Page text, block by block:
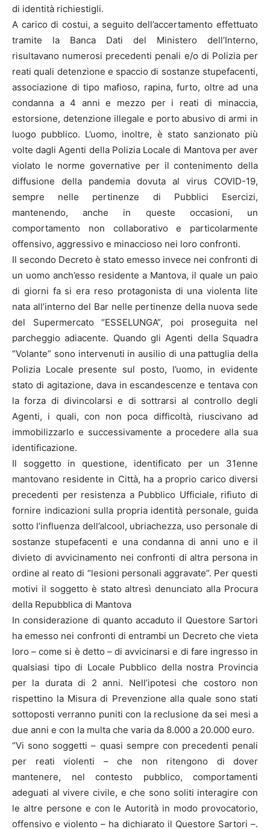
di identità richiestigli.
A carico di costui, a seguito dell’accertamento effettuato
tramite la Banca Dati del Ministero dell’Interno,
risultavano numerosi precedenti penali e/o di Polizia per
reati quali detenzione e spaccio di sostanze stupefacenti,
associazione di tipo mafioso, rapina, furto, oltre ad una
condanna a 4 anni e mezzo per i reati di minaccia,
estorsione, detenzione illegale e porto abusivo di armi in
luogo pubblico. L’uomo, inoltre, è stato sanzionato più
volte dagli Agenti della Polizia Locale di Mantova per aver
violato le norme governative per il contenimento della
diffusione della pandemia dovuta al virus COVID-19,
sempre nelle pertinenze di Pubblici Esercizi,
mantenendo, anche in queste occasioni, un
comportamento non collaborativo e particolarmente
offensivo, aggressivo e minaccioso nei loro confronti.
Il secondo Decreto è stato emesso invece nei confronti di
un uomo anch’esso residente a Mantova, il quale un paio
di giorni fa si era reso protagonista di una violenta lite
nata all’interno del Bar nelle pertinenze della nuova sede
del Supermercato “ESSELUNGA”, poi proseguita nel
parcheggio adiacente. Quando gli Agenti della Squadra
“Volante” sono intervenuti in ausilio di una pattuglia della
Polizia Locale presente sul posto, l’uomo, in evidente
stato di agitazione, dava in escandescenze e tentava con
la forza di divincolarsi e di sottrarsi al controllo degli
Agenti, i quali, con non poca difficoltà, riuscivano ad
immobilizzarlo e successivamente a procedere alla sua
identificazione.
Il soggetto in questione, identificato per un 31enne
mantovano residente in Città, ha a proprio carico diversi
precedenti per resistenza a Pubblico Ufficiale, rifiuto di
fornire indicazioni sulla propria identità personale, guida
sotto l’influenza dell’alcool, ubriachezza, uso personale di
sostanze stupefacenti e una condanna di anni uno e il
divieto di avvicinamento nei confronti di altra persona in
ordine al reato di “lesioni personali aggravate”. Per questi
motivi il soggetto è stato altresì denunciato alla Procura
della Repubblica di Mantova
In considerazione di quanto accaduto il Questore Sartori
ha emesso nei confronti di entrambi un Decreto che vieta
loro – come si è detto – di avvicinarsi e di fare ingresso in
qualsiasi tipo di Locale Pubblico della nostra Provincia
per la durata di 2 anni. Nell’ipotesi che costoro non
rispettino la Misura di Prevenzione alla quale sono stati
sottoposti verranno puniti con la reclusione da sei mesi a
due anni e con la multa che varia da 8.000 a 20.000 euro.
“Vi sono soggetti – quasi sempre con precedenti penali
per reati violenti – che non ritengono di dover
mantenere, nel contesto pubblico, comportamenti
adeguati al vivere civile, e che sono soliti interagire con
le altre persone e con le Autorità in modo provocatorio,
offensivo e violento – ha dichiarato il Questore Sartori –.